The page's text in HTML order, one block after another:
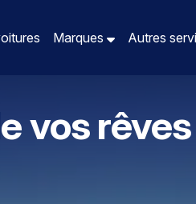
Marques Autres
Marques Autres
vos